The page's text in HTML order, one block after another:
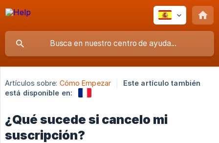
Artículos sobre: Cómo Empezar
Este artículo también
está disponible en:
¿Qué sucede si cancelo mi
suscripción?